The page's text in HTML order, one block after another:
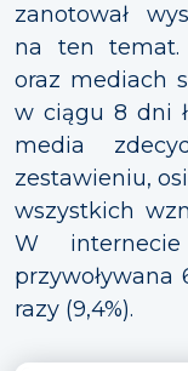
zanotował
na ten temat.
oraz mediach
w ciągu 8 dni
media
zestawieniu,
wszystkich
W
przywoływana
razy (9,4%).